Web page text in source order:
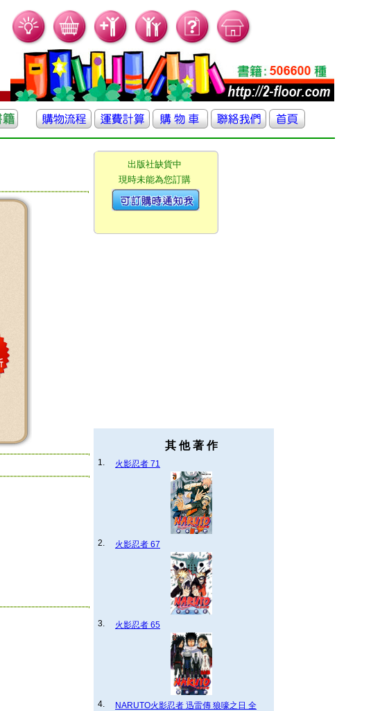
其 他 著 作
1. 火影忍者 71
2. 火影忍者 67
3. 火影忍者 65
4. NARUTO火影忍者 迅雷傳 狼嚎之日 全